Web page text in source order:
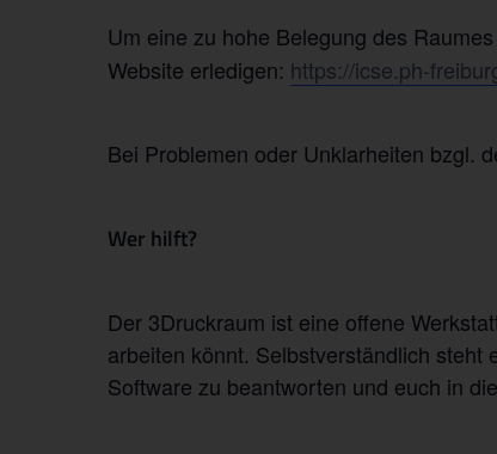
Um eine zu hohe Belegung des
Website erledigen: https://icse.ph-
Bei Problemen oder Unklarheiten bzgl.
Wer hilft?
Der 3Druckraum ist eine offene
arbeiten könnt. Selbstverständlich steht
Software zu beantworten und euch in